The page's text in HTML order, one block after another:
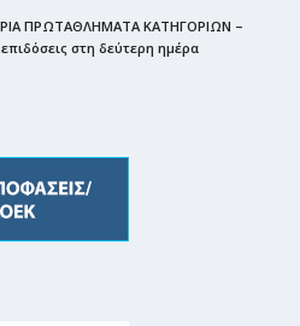
ΠΡΩΤΑΘΛΗΜΑΤΑ ΚΑΤΗΓΟΡΙΩΝ –
στη δεύτερη ημέρα